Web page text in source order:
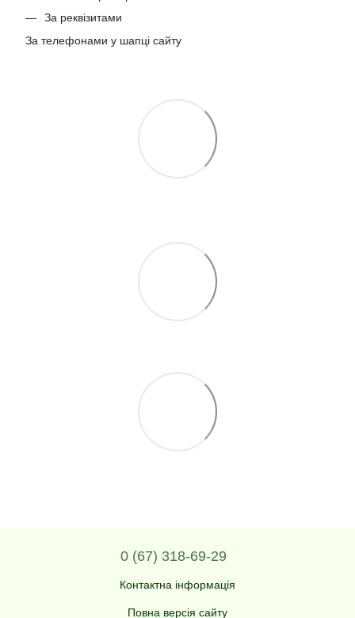
За реквізитами
За телефонами у шапці сайту
0 (67) 318-69-29
Контактна інформація
Повна версія сайту